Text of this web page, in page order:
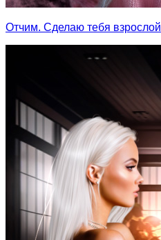
Отчим. Сделаю тебя взрослой